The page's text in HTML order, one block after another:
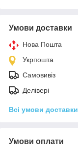
Умови доставки
Нова Пошта
Укрпошта
Самовивіз
Делівері
Всі умови доставки
Умови оплати